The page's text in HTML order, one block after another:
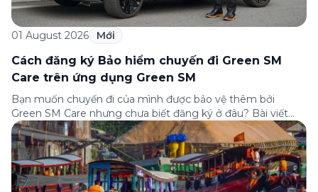
01 August 2026 Mới
Cách đăng ký Bảo hiểm chuyến đi Green SM
Care trên ứng dụng Green SM
Bạn muốn chuyến đi của mình được bảo vệ thêm bởi
Green SM Care nhưng chưa biết đăng ký ở đâu? Bài viết
dưới đây sẽ hướng dẫn chi tiết cách tham gia (và hủy tham
gia) gói bảo hiểm này ngay trên ứng dụng Green SM, cùng
những lưu ý quan trọng trước khi […]